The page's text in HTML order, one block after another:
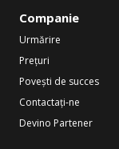
Companie
Urmărire
Prețuri
Povești de succes
Contactați-ne
Devino Partener